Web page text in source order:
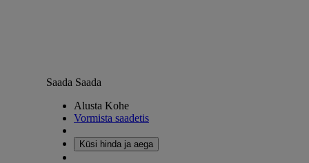
Saada Saada
Alusta Kohe
Vormista saadetis
Küsi hinda ja aega